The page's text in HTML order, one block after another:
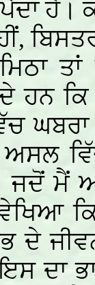
ਪੈਂਦਾ
ਹਨ
ਜਦੋਂ
ਦੇ
ਦਾ